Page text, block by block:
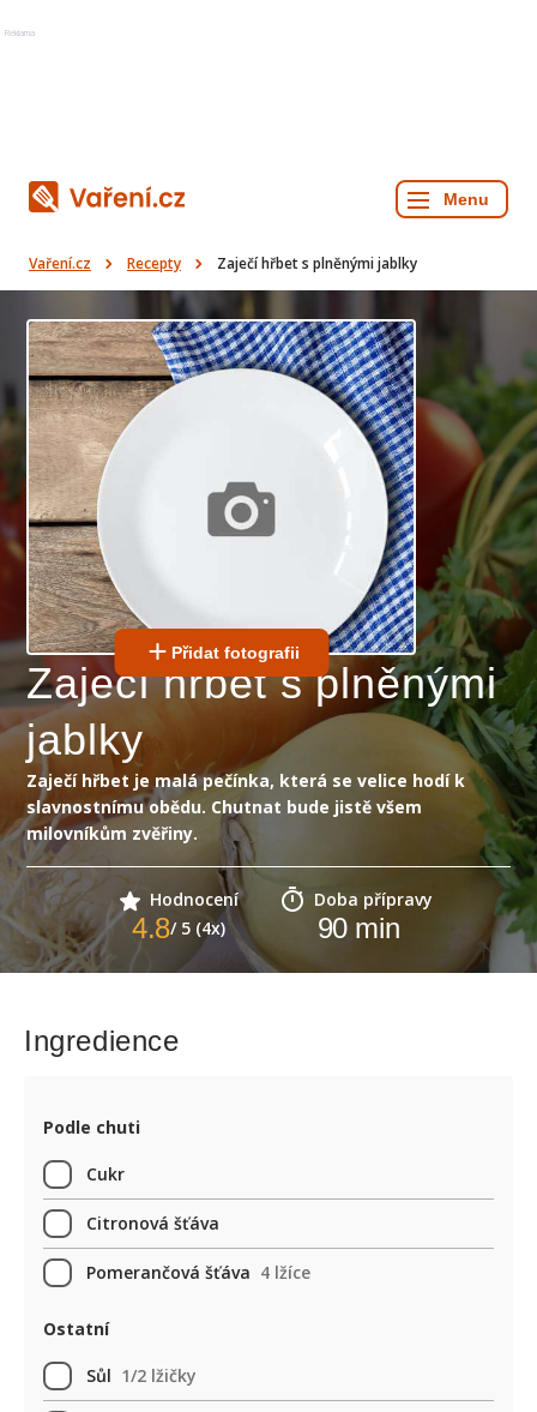
Reklama
Vaření.cz Recepty Zaječí hřbet s plněnými jablky
Přidat fotografii
Zaječí hřbet s plněnými
jablky
Zaječí hřbet je malá pečínka, která se velice hodí k
slavnostnímu obědu. Chutnat bude jistě všem
milovníkům zvěřiny.
Hodnocení
4.8/ 5 (4x)
Doba přípravy
90min
Ingredience
Podle chuti
Cukr
Citronová šťáva
Pomerančová šťáva 4 lžíce
Ostatní
Sůl 1/2 lžičky